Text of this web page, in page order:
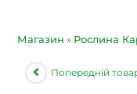
Магазин » Рослина
Попередній